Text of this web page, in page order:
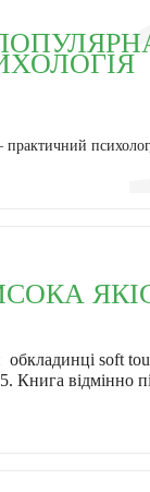
психолог,
обкладинці soft
Книга відмінно